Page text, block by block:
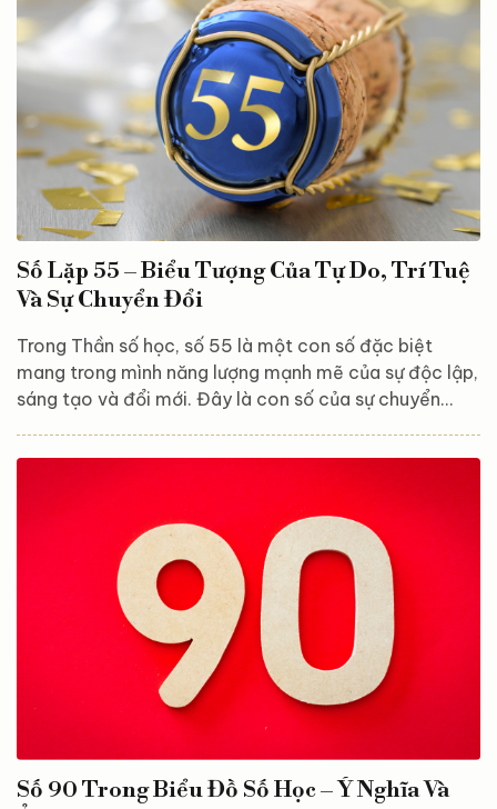
sẽ cho ra số 3: 6 + 6 = 12 → 1 + 2...
Số Lặp 55 – Biểu Tượng Của Tự Do, Trí Tuệ
Và Sự Chuyển Đổi
Trong Thần số học, số 55 là một con số đặc biệt
mang trong mình năng lượng mạnh mẽ của sự độc lập,
sáng tạo và đổi mới. Đây là con số của sự chuyển
đuổi sự phát triển cá nhân và thức tỉnh tâm linh. Vậy
tận dụng nguồn năng lượng đặc biệt này trong cuộc
sống? Hãy cùng Astroreka khám phá! Bản chất và đặc
điểm của số 55 Số 55 là biểu tượng...
Số 90 Trong Biểu Đồ Số Học – Ý Nghĩa Và